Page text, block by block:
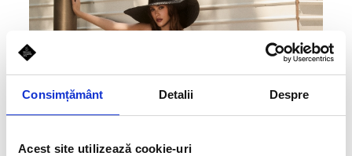
Consimțământ Detalii Despre
Acest site utilizează cookie-uri